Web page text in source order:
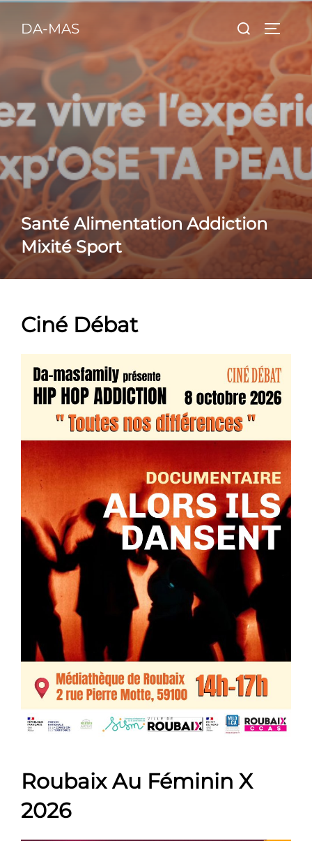
DA-MAS Rechercher :
Santé Alimentation Addiction
Mixité Sport
Ciné Débat
Roubaix Au Féminin X
2026